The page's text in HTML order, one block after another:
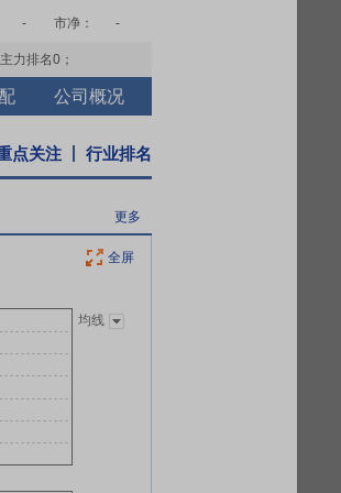
- 市净： -
主力排名0 ；
公司概况
点关注 行业排名
更多
全屏
均线